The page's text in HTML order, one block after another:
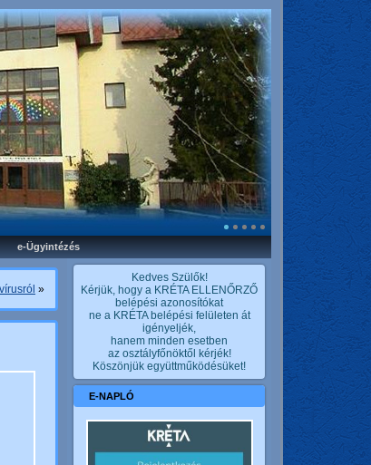
e-Ügyintézés
»
Kedves Szülők!
Kérjük, hogy a KRÉTA ELLENŐRZŐ
belépési azonosítókat
ne a KRÉTA belépési felületen át
igényeljék,
hanem minden esetben
az osztályfőnöktől kérjék!
Köszönjük együttműködésüket!
E-NAPLÓ